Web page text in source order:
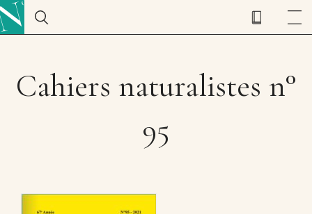
Cahiers naturalistes n°
95